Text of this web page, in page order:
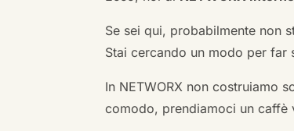
Se sei qui, probabilmente non
Stai cercando un modo per far
In NETWORX non costruiamo
comodo, prendiamoci un